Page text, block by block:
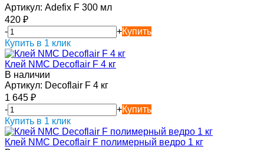
Артикул: Adefix F 300 мл
420 ₽
-
+Купить
Купить в 1 клик
Клей NMC Decoflair F 4 кг
В наличии
Артикул: Decoflair F 4 кг
1 645 ₽
-
+Купить
Купить в 1 клик
Клей NMC Decoflair F полимерный ведро 1 кг